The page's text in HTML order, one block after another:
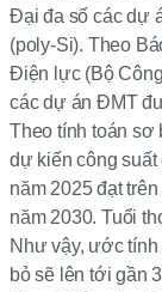
Đại đa số các dự
(poly-Si). Theo
Điện lực (Bộ
các dự án ĐMT
Theo tính toán
dự kiến công suất
năm 2025 đạt
năm 2030. Tuổi
Như vậy, ước
bỏ sẽ lên tới gần